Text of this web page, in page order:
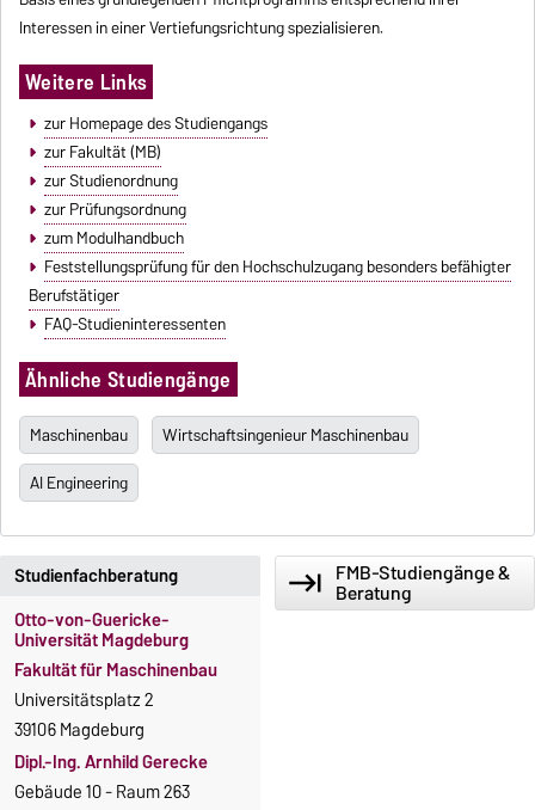
Interessen in einer Vertiefungsrichtung spezialisieren.
Weitere Links
zur Homepage des Studiengangs
zur Fakultät (MB)
zur Studienordnung
zur Prüfungsordnung
zum Modulhandbuch
Feststellungsprüfung für den Hochschulzugang besonders befähigter
Berufstätiger
FAQ-Studieninteressenten
Ähnliche Studiengänge
Maschinenbau
Wirtschaftsingenieur Maschinenbau
AI Engineering
Studienfachberatung
Otto-von-Guericke-
Universität Magdeburg
Fakultät für Maschinenbau
Universitätsplatz 2
39106 Magdeburg
Dipl.-Ing. Arnhild Gerecke
Gebäude 10 - Raum 263
keyboard_tab FMB-Studiengänge &
Beratung